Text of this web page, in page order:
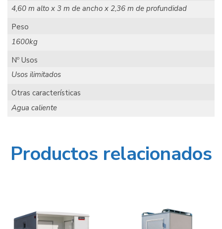
4,60 m alto x 3 m de ancho x 2,36 m de profundidad
Peso
1600kg
Nº Usos
Usos ilimitados
Otras características
Agua caliente
Productos relacionados